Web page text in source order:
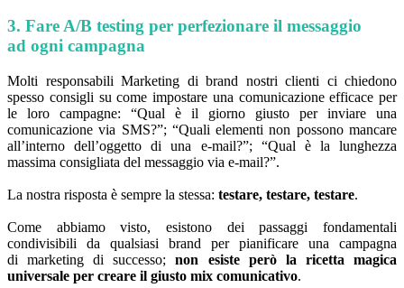
3. Fare A/B testing per perfezionare il messaggio
ad ogni campagna
Molti responsabili Marketing di brand nostri clienti ci chiedono
spesso consigli su come impostare una comunicazione efficace per
le loro campagne: “Qual è il giorno giusto per inviare una
comunicazione via SMS?”; “Quali elementi non possono mancare
all’interno dell’oggetto di una e-mail?”; “Qual è la lunghezza
massima consigliata del messaggio via e-mail?”.
La nostra risposta è sempre la stessa: testare, testare, testare.
Come abbiamo visto, esistono dei passaggi fondamentali
condivisibili da qualsiasi brand per pianificare una campagna
di marketing di successo;non esiste però la ricetta magica
universale per creare il giusto mix comunicativo.